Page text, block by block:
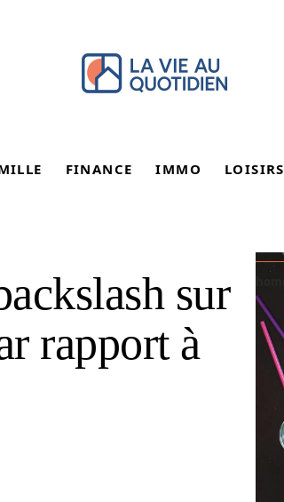
FINANCE IMMO LOISIRS
sur
rapport à